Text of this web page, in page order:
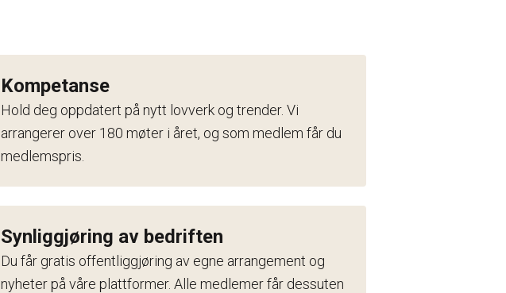
Kompetanse
Hold deg oppdatert på nytt lovverk og trender. Vi
arrangerer over 180 møter i året, og som medlem får du
medlemspris.
Synliggjøring av bedriften
Du får gratis offentliggjøring av egne arrangement og
nyheter på våre plattformer. Alle medlemer får dessuten